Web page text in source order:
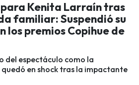
Kenita Larraín tras
familiar: Suspendió su
los premios Copihue de
del espectáculo como la
en shock tras la impactante